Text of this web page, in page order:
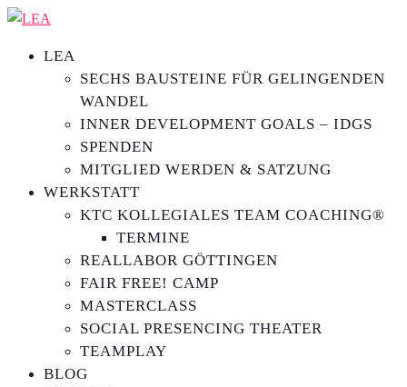
LEA
SECHS BAUSTEINE FÜR GELINGENDEN
WANDEL
INNER DEVELOPMENT GOALS – IDGS
SPENDEN
MITGLIED WERDEN & SATZUNG
WERKSTATT
KTC KOLLEGIALES TEAM COACHING®
TERMINE
REALLABOR GÖTTINGEN
FAIR FREE! CAMP
MASTERCLASS
SOCIAL PRESENCING THEATER
TEAMPLAY
BLOG